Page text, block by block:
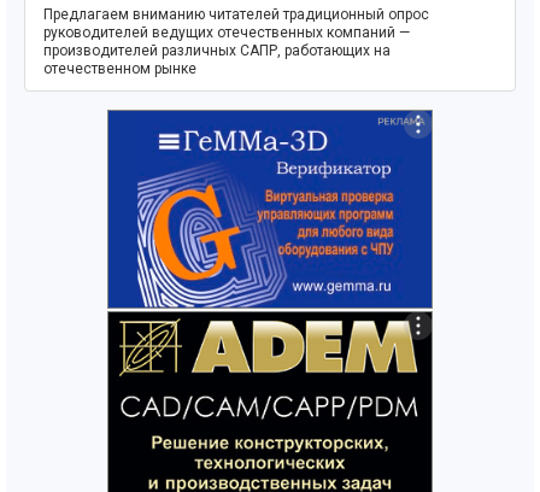
Предлагаем вниманию читателей традиционный опрос
руководителей ведущих отечественных компаний —
производителей различных САПР, работающих на
отечественном рынке